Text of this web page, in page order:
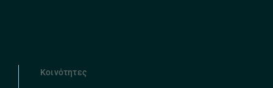
Κοινότητες